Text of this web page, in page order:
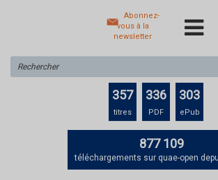
Abonnez-
vous à la
newsletter
sur
le
357
titres
336
PDF
303
ePub
877 109
téléchargements sur quae-open